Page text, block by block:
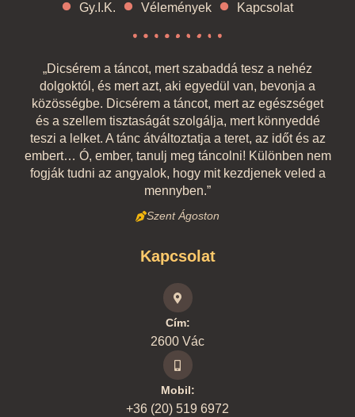
Gy.I.K.
Vélemények Kapcsolat
„Dicsérem a táncot, mert szabaddá tesz a nehéz
dolgoktól, és mert azt, aki egyedül van, bevonja a
közösségbe. Dicsérem a táncot, mert az egészséget
és a szellem tisztaságát szolgálja, mert könnyeddé
teszi a lelket. A tánc átváltoztatja a teret, az időt és az
embert… Ó, ember, tanulj meg táncolni! Különben nem
fogják tudni az angyalok, hogy mit kezdjenek veled a
mennyben.”
Szent Ágoston
Kapcsolat
Cím:
2600 Vác
Mobil:
+36 (20) 519 6972